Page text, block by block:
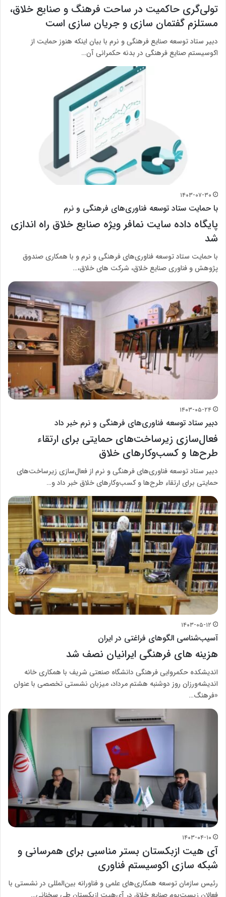
تولی‌گری حاکمیت در ساحت فرهنگ و صنایع خلاق،
مستلزم گفتمان سازی و جریان سازی است
دبیر ستاد توسعه صنایع فرهنگی و نرم با بیان اینکه هنوز حمایت از
اکوسیستم صنایع فرهنگی در بدنه حکمرانی آن…
۱۴۰۳-۰۷-۳۰
با حمایت ستاد توسعه فناوری‌های فرهنگی و نرم
پایگاه داده سایت نمافر ویژه صنایع خلاق راه اندازی
شد
با حمایت ستاد توسعه فناوری‌های فرهنگی و نرم و با همکاری صندوق
پژوهش و فناوری صنایع خلاق، شرکت های خلاق،…
۱۴۰۳-۰۵-۲۴
دبیر ستاد توسعه فناوری‌های فرهنگی و نرم خبر داد
فعال‌سازی زیرساخت‌های حمایتی برای ارتقاء
طرح‌ها و کسب‌وکارهای خلاق
دبیر ستاد توسعه فناوری‌های فرهنگی و نرم از فعال‌سازی زیرساخت‌های
حمایتی برای ارتقاء طرح‌ها و کسب‌وکارهای خلاق خبر داد و…
۱۴۰۳-۰۵-۱۲
آسیب‌شناسی الگوهای فراغتی در ایران
هزینه‌ های فرهنگی ایرانیان نصف شد
اندیشکده حکمروایی فرهنگی دانشگاه صنعتی شریف با همکاری خانه
اندیشه‌ورزان روز دوشنبه هشتم مرداد، میزبان نشستی تخصصی با عنوان
«فرهنگ…
۱۴۰۳-۰۴-۱۰
آی هیت ازبکستان بستر مناسبی برای همرسانی و
شبکه سازی اکوسیستم فناوری
رئیس سازمان توسعه همکاری‌های علمی و فناورانه بین‌المللی در نشستی با
فعالان زیست‌بوم صنایع خلاق در آی‌هیت ازبکستان طی سخنانی…